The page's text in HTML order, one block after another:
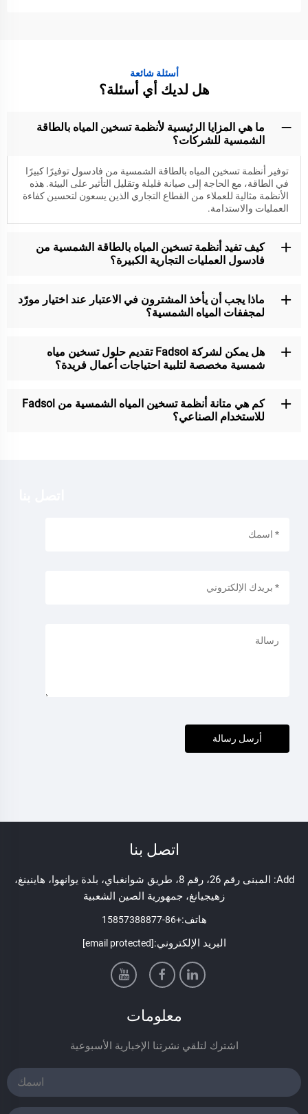
أسئلة شائعة
هل لديك أي أسئلة؟
ما هي المزايا الرئيسية لأنظمة تسخين المياه بالطاقة
الشمسية للشركات؟
توفير أنظمة تسخين المياه بالطاقة الشمسية من فادسول توفيرًا كبيرًا
في الطاقة، مع الحاجة إلى صيانة قليلة وتقليل التأثير على البيئة. هذه
الأنظمة مثالية للعملاء من القطاع التجاري الذين يسعون لتحسين كفاءة
العمليات والاستدامة.
كيف تفيد أنظمة تسخين المياه بالطاقة الشمسية من
فادسول العمليات التجارية الكبيرة؟
ماذا يجب أن يأخذ المشترون في الاعتبار عند اختيار مورّد
لمجففات المياه الشمسية؟
هل يمكن لشركة Fadsol تقديم حلول تسخين مياه
شمسية مخصصة لتلبية احتياجات أعمال فريدة؟
كم هي متانة أنظمة تسخين المياه الشمسية من Fadsol
للاستخدام الصناعي؟
أرسل رسالة
اتصل بنا
Add: المبنى رقم 26، رقم 8، طريق شوانغباي، بلدة يوانهوا، هاينينغ،
زهيجيانغ، جمهورية الصين الشعبية
هاتف:+86-15857388877
البريد الإلكتروني:[email protected]
معلومات
اشترك لتلقي نشرتنا الإخبارية الأسبوعية